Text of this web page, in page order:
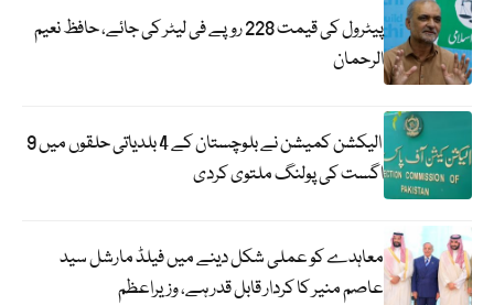
پیٹرول کی قیمت 228 روپے فی لیٹر کی جائے، حافظ نعیم
الرحمان
الیکشن کمیشن نے بلوچستان کے 4 بلدیاتی حلقوں میں 9
اگست کی پولنگ ملتوی کردی
معاہدے کو عملی شکل دینے میں فیلڈ مارشل سید
عاصم منیر کا کردار قابل قدر ہے، وزیراعظم